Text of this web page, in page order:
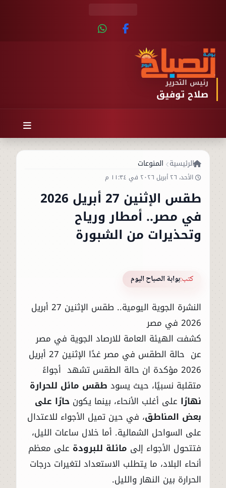
رئيس التحرير
صلاح توفيق
الرئيسية المنوعات
الأحد، ٢٦ أبريل ٢٠٢٦ في ١١:٣٤ م
طقس الإثنين 27 أبريل 2026
في مصر.. أمطار ورياح
وتحذيرات من الشبورة
كتب:بوابة الصباح اليوم
النشرة الجوية اليومية.. طقس الإثنين 27 أبريل
2026 في مصر
كشفت الهيئة العامة للارصاد الجوية في مصر
عن حالة الطقس في مصر غدًا الإثنين 27 أبريل
2026 مؤكدة ان حالة الطقس تشهد أجواءً
متقلبة نسبيًا، حيث يسود طقس مائل للحرارة
نهارًا على أغلب الأنحاء، بينما يكون حارًا على
بعض المناطق، في حين تميل الأجواء للاعتدال
على السواحل الشمالية. أما خلال ساعات الليل،
فتتحول الأجواء إلى مائلة للبرودة على معظم
أنحاء البلاد، ما يتطلب الاستعداد لتغيرات درجات
الحرارة بين النهار والليل.